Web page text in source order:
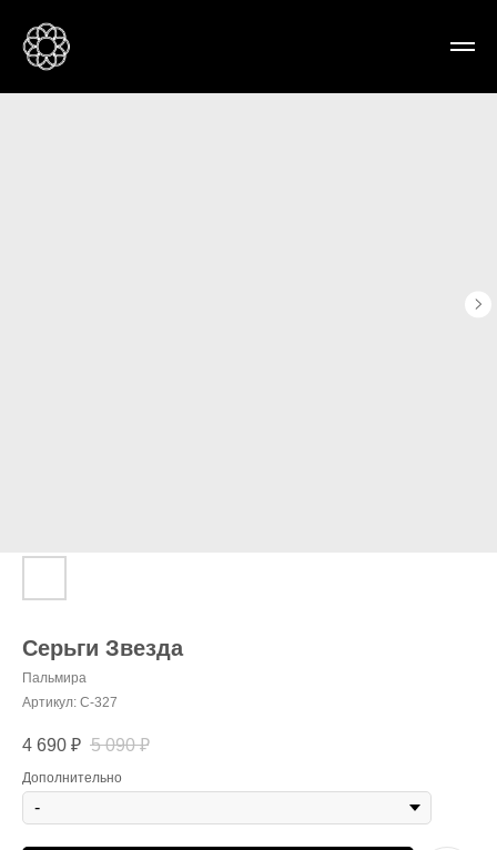
Серьги Звезда
Пальмира
Артикул: С-327
4 690 ₽ 5 090 ₽
Дополнительно